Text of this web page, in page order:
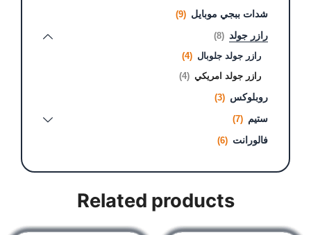
شدات ببجي موبايل (9)
رازر جولد (8)
رازر جولد جلوبال (4)
رازر جولد امريكي (4)
روبلوكس (3)
ستيم (7)
فالورانت (6)
Related products